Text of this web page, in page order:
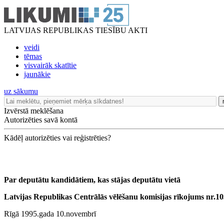
LATVIJAS REPUBLIKAS TIESĪBU AKTI
veidi
tēmas
visvairāk skatītie
jaunākie
uz sākumu
Izvērstā meklēšana
Autorizēties savā kontā
Kādēļ autorizēties vai reģistrēties?
Par deputātu kandidātiem, kas stājas deputātu vietā
Latvijas Republikas Centrālās vēlēšanu komisijas rīkojums
Rīgā 1995.gada 10.novembrī